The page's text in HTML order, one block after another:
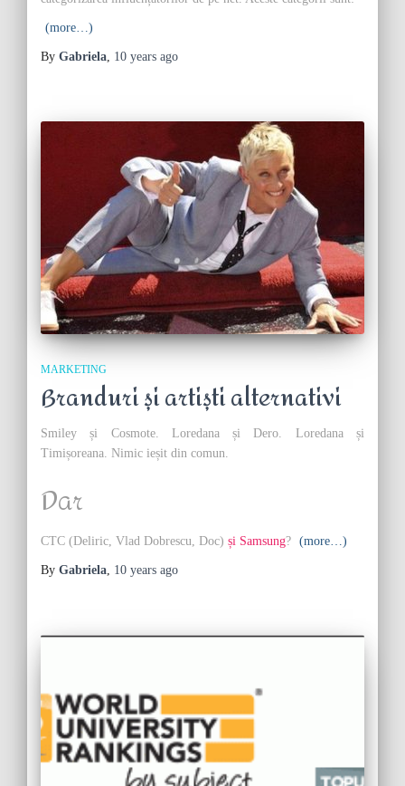
(more…)
By Gabriela, 10 years ago
MARKETING
Branduri și artiști alternativi
Smiley și Cosmote. Loredana și Dero. Loredana și
Timișoreana. Nimic ieșit din comun.
Dar
CTC (Deliric, Vlad Dobrescu, Doc) și Samsung? (more…)
By Gabriela, 10 years ago